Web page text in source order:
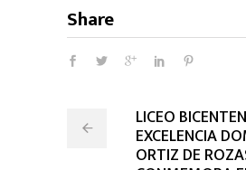
Share
LICEO
EXCELENCIA
ORTIZ DE